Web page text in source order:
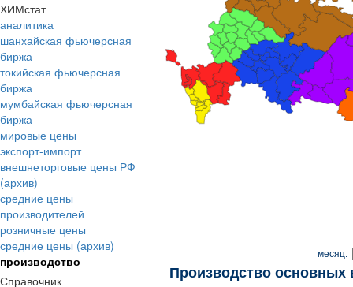
ХИМстат
аналитика
шанхайская фьючерсная
биржа
токийская фьючерсная
биржа
мумбайская фьючерсная
биржа
мировые цены
экспорт-импорт
внешнеторговые цены РФ
(архив)
средние цены
производителей
розничные цены
средние цены (архив)
производство
Справочник
месяц:
Производство основных